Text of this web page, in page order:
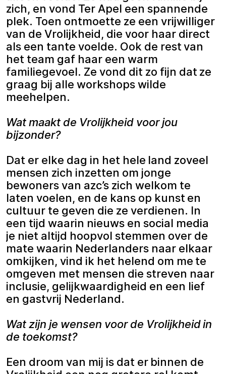
zich, en vond Ter Apel een spannende
plek. Toen ontmoette ze een vrijwilliger
van de Vrolijkheid, die voor haar direct
als een tante voelde. Ook de rest van
het team gaf haar een warm
familiegevoel. Ze vond dit zo fijn dat ze
graag bij alle workshops wilde
meehelpen.
Wat maakt de Vrolijkheid voor jou
bijzonder?
Dat er elke dag in het hele land zoveel
mensen zich inzetten om jonge
bewoners van azc’s zich welkom te
laten voelen, en de kans op kunst en
cultuur te geven die ze verdienen. In
een tijd waarin nieuws en social media
je niet altijd hoopvol stemmen over de
mate waarin Nederlanders naar elkaar
omkijken, vind ik het helend om me te
omgeven met mensen die streven naar
inclusie, gelijkwaardigheid en een lief
en gastvrij Nederland.
Wat zijn je wensen voor de Vrolijkheid in
de toekomst?
Een droom van mij is dat er binnen de